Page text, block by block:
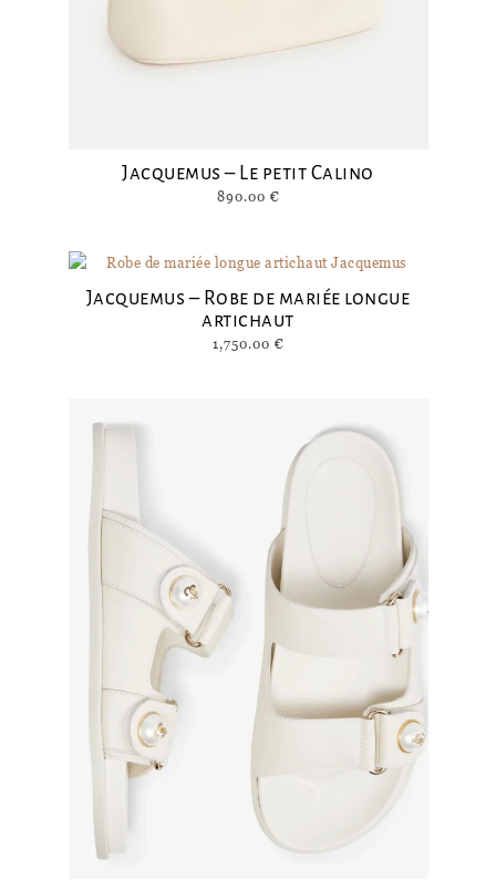
Jacquemus – Le petit Calino
890.00 €
Jacquemus – Robe de mariée longue
artichaut
1,750.00 €